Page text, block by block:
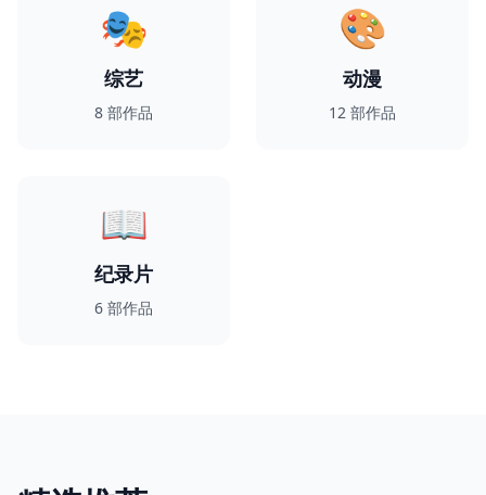
🎭
综艺
8 部作品
🎨
动漫
12 部作品
📖
纪录片
6 部作品